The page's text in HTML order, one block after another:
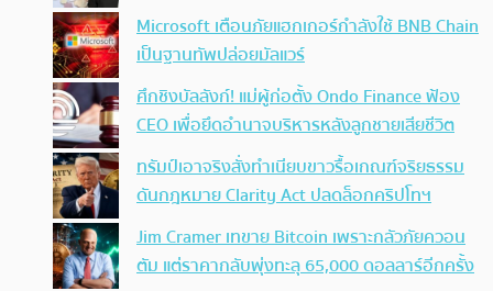
Microsoft เตือนภัยแฮกเกอร์กำลังใช้ BNB Chain
เป็นฐานทัพปล่อยมัลแวร์
ศึกชิงบัลลังก์! แม่ผู้ก่อตั้ง Ondo Finance ฟ้อง
CEO เพื่อยึดอำนาจบริหารหลังลูกชายเสียชีวิต
ทรัมป์เอาจริง สั่งทำเนียบขาวรื้อเกณฑ์จริยธรรม
ดันกฎหมาย Clarity Act ปลดล็อกคริปโทฯ
Jim Cramer เทขาย Bitcoin เพราะกลัวภัยควอน
ตัม แต่ราคากลับพุ่งทะลุ 65,000 ดอลลาร์อีกครั้ง